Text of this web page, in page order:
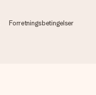
Forretningsbetingelser